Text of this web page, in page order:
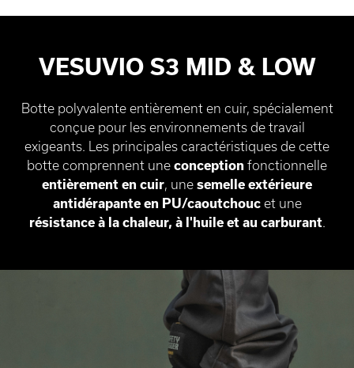
VESUVIO S3 MID & LOW
Botte polyvalente entièrement en cuir, spécialement
conçue pour les environnements de travail
exigeants. Les principales caractéristiques de cette
botte comprennent une conception fonctionnelle
entièrement en cuir, une semelle extérieure
antidérapante en PU/caoutchoucet une
résistance à la chaleur, à l'huile et au carburant.